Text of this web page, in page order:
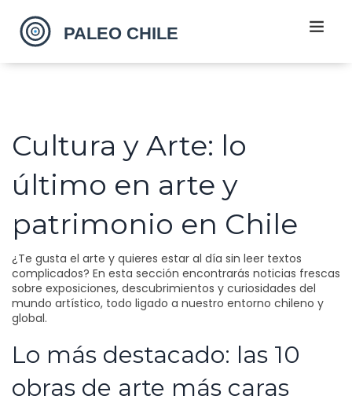
Cultura y Arte: lo
último en arte y
patrimonio en Chile
¿Te gusta el arte y quieres estar al día sin leer textos
complicados? En esta sección encontrarás noticias frescas
sobre exposiciones, descubrimientos y curiosidades del
mundo artístico, todo ligado a nuestro entorno chileno y
global.
Lo más destacado: las 10
obras de arte más caras